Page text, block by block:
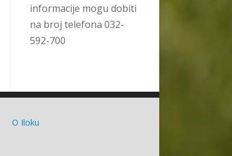
informacije mogu dobiti
na broj telefona 032-
592-700
O Iloku